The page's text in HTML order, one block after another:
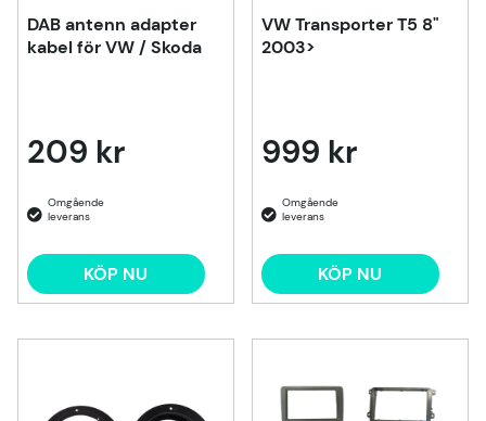
DAB antenn adapter
kabel för VW / Skoda
209 kr
KÖP NU
VW Transporter T5 8"
2003>
999 kr
KÖP NU